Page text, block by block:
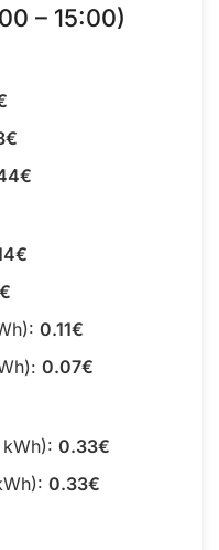
– 15:00)
0.11€
0.07€
0.33€
0.33€